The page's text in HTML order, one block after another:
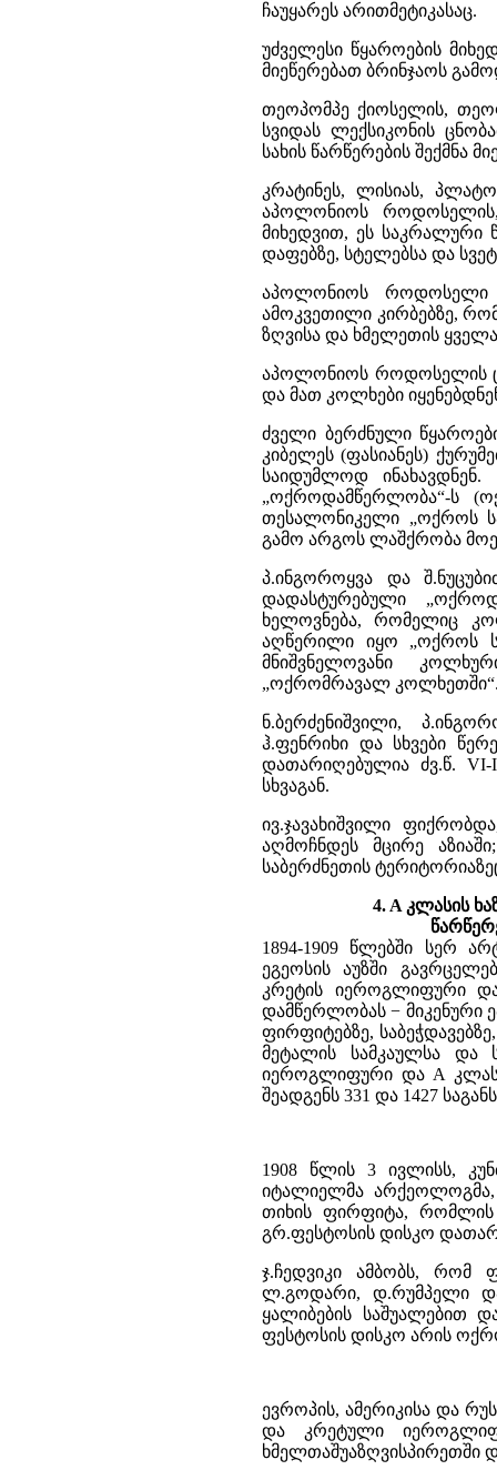
ჩაუყარეს არითმეტიკასაც.
უძველესი წყაროების
მიეწერებათ ბრინჯაოს
თეოპომპე ქიოსელის,
სვიდას ლექსიკონის
სახის წარწერების შექმნა
კრატინეს, ლისიას,
აპოლონიოს როდოსელის,
მიხედვით, ეს საკრალური
დაფებზე, სტელებსა და
აპოლონიოს როდოსელი
ამოკვეთილი კირბებზე,
ზღვისა და ხმელეთის
აპოლონიოს როდოსელის
და მათ კოლხები
ძველი ბერძნული
კიბელეს (ფასიანეს)
საიდუმლოდ
„ოქროდამწერლობა“-ს
თესალონიკელი „ოქროს
გამო არგოს ლაშქრობა
პ.ინგოროყვა და
დადასტურებული
ხელოვნება, რომელიც
აღწერილი იყო „ოქროს
მნიშვნელოვანი
„ოქრომრავალ
ნ.ბერძენიშვილი,
ჰ.ფენრიხი და სხვები
დათარიღებულია ძვ.წ.
სხვაგან.
ივ.ჯავახიშვილი
აღმოჩნდეს მცირე
საბერძნეთის
4. A კლასის
1894-1909 წლებში სერ
ეგეოსის აუზში
კრეტის იეროგლიფური
დამწერლობას − მიკენური
ფირფიტებზე,
მეტალის სამკაულსა და
იეროგლიფური და A
შეადგენს 331 და 1427
1908 წლის 3 ივლისს,
იტალიელმა არქეოლოგმა,
თიხის ფირფიტა, რომლის
გრ.ფესტოსის დისკო
ჯ.ჩედვიკი ამბობს, რომ
ლ.გოდარი, დ.რუმპელი
ყალიბების საშუალებით
ფესტოსის დისკო არის
ევროპის, ამერიკისა და
და კრეტული
ხმელთაშუაზღვისპირეთში